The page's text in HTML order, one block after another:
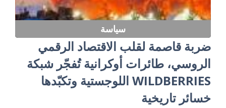
سياسة
ضربة قاصمة لقلب الاقتصاد الرقمي
الروسي، طائرات أوكرانية تُفجّر شبكة
WILDBERRIES اللوجستية وتكبّدها
خسائر تاريخية